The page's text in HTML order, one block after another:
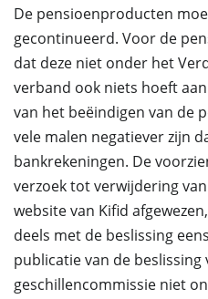
De pensioenproducten
gecontinueerd. Voor de
dat deze niet onder het
verband ook niets hoeft
van het beëindigen van de
vele malen negatiever zijn
bankrekeningen. De
verzoek tot verwijdering
website van Kifid
deels met de beslissing
publicatie van de beslissing
geschillencommissie niet